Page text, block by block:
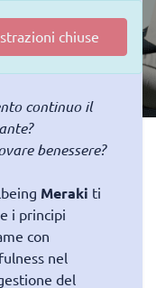
chiuse
continuo il
benessere?
Meraki ti
i principi
con
nel
del